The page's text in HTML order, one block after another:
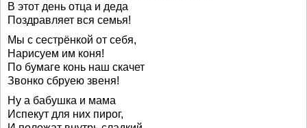
В этот день отца и деда
Поздравляет вся семья!
Мы с сестрёнкой от себя,
Нарисуем им коня!
По бумаге конь наш скачет
Звонко сбруею звеня!
Ну а бабушка и мама
Испекут для них пирог,